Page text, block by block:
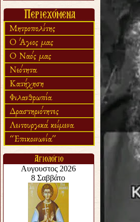
«πολύ αργά».
Ζητείται....